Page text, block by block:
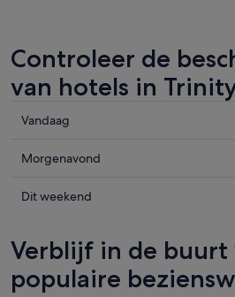
Controleer de
van hotels in
Prijzen
Trinity
vanavond,
-
aug,
Vandaag
Prijzen
Trinity
8
-
Morgenavond
Prijzen
voor
dit
weekend,
Dit weekend
Verblijf in de buurt
populaire